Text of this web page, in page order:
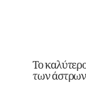
Το
των άστρων